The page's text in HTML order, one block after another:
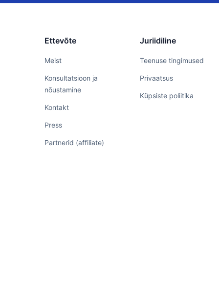
Ettevõte
Meist
Konsultatsioon ja
nõustamine
Kontakt
Press
Partnerid (affiliate)
Juriidiline
Teenuse tingimused
Privaatsus
Küpsiste poliitika